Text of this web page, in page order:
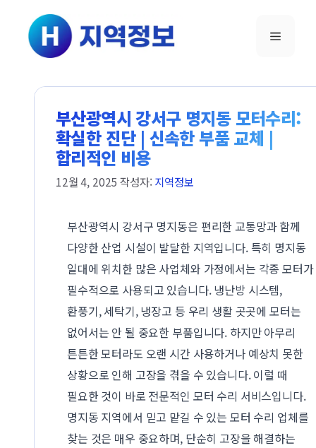
건너뛰기
메뉴
부산광역시 강서구 명지동 모터수리:
확실한 진단 | 신속한 부품 교체 |
합리적인 비용
12월 4, 2025 작성자: 지역정보
부산광역시 강서구 명지동은 편리한 교통망과 함께
다양한 산업 시설이 발달한 지역입니다. 특히 명지동
일대에 위치한 많은 사업체와 가정에서는 각종 모터가
필수적으로 사용되고 있습니다. 냉난방 시스템,
환풍기, 세탁기, 냉장고 등 우리 생활 곳곳에 모터는
없어서는 안 될 중요한 부품입니다. 하지만 아무리
튼튼한 모터라도 오랜 시간 사용하거나 예상치 못한
상황으로 인해 고장을 겪을 수 있습니다. 이럴 때
필요한 것이 바로 전문적인 모터 수리 서비스입니다.
명지동 지역에서 믿고 맡길 수 있는 모터 수리 업체를
찾는 것은 매우 중요하며, 단순히 고장을 해결하는